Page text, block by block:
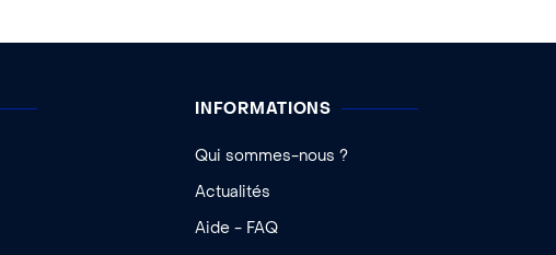
INFORMATIONS
Qui sommes-nous ?
Actualités
Aide - FAQ